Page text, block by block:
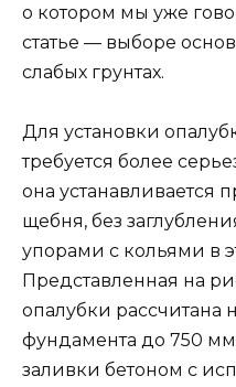
о котором мы уже
статье — выборе
слабых грунтах.
Для установки
требуется более
она устанавливается
щебня, без
упорами с кольями в
Представленная на
опалубки рассчитана
фундамента до 750
заливки бетоном с